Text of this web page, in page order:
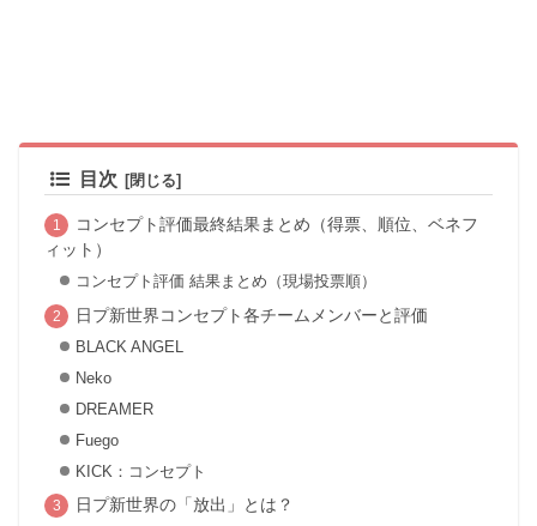
目次
コンセプト評価最終結果まとめ（得票、順位、ベネフ
ィット）
コンセプト評価 結果まとめ（現場投票順）
日プ新世界コンセプト各チームメンバーと評価
BLACK ANGEL
Neko
DREAMER
Fuego
KICK：コンセプト
日プ新世界の「放出」とは？